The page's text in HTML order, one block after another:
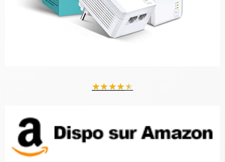
★★★★★